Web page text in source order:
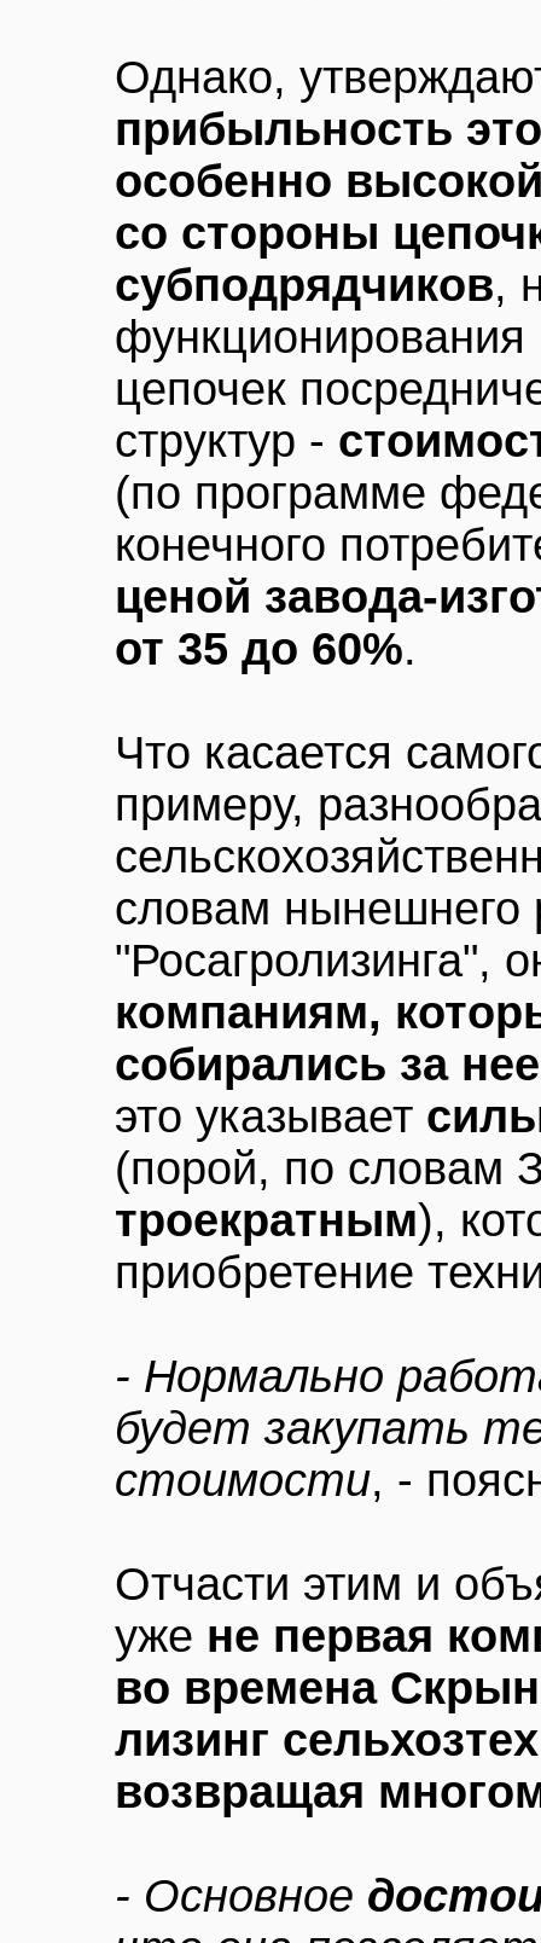
Однако,
прибыльность
особенно
со стороны
субподрядчиков,
функционирования
цепочек
структур -
(по программе
конечного
ценой завода-
от 35 до 60%.
Что касается
примеру,
словам нынешнего
"Росагролизинга",
компаниям,
собирались за
это указывает
(порой, по словам
троекратным),
приобретение
- Нормально
будет закупать
стоимости, -
Отчасти этим и
уже не первая
во времена
лизинг
возвращая
- Основное